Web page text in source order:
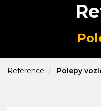
Reference Polepy